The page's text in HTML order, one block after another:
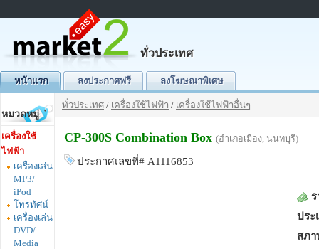
ทั่วประเทศ
หน้าแรก ลงประกาศฟรี ลงโฆษณาพิเศษ
หมวดหมู่
เครื่องใช้
ไฟฟ้า
เครื่องเล่น
MP3/
iPod
โทรทัศน์
เครื่องเล่น
DVD/
Media
ทั่วประเทศ / เครื่องใช้ไฟฟ้า / เครื่องใช้ไฟฟ้าอื่นๆ
CP-300S Combination Box (อำเภอเมือง, นนทบุรี)
ประกาศเลขที่# A1116853
ร
ประ
สภ